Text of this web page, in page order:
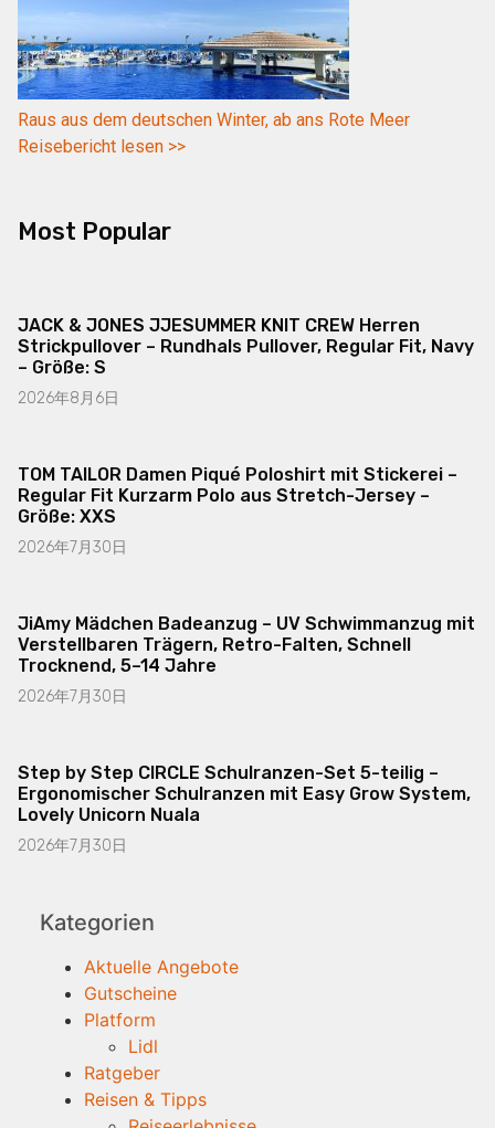
Raus aus dem deutschen Winter, ab ans Rote Meer
Reisebericht lesen >>
Most Popular
JACK & JONES JJESUMMER KNIT CREW Herren
Strickpullover – Rundhals Pullover, Regular Fit, Navy
– Größe: S
2026年8月6日
TOM TAILOR Damen Piqué Poloshirt mit Stickerei –
Regular Fit Kurzarm Polo aus Stretch-Jersey –
Größe: XXS
2026年7月30日
JiAmy Mädchen Badeanzug – UV Schwimmanzug mit
Verstellbaren Trägern, Retro-Falten, Schnell
Trocknend, 5–14 Jahre
2026年7月30日
Step by Step CIRCLE Schulranzen-Set 5-teilig –
Ergonomischer Schulranzen mit Easy Grow System,
Lovely Unicorn Nuala
2026年7月30日
Kategorien
Aktuelle Angebote
Gutscheine
Platform
Lidl
Ratgeber
Reisen & Tipps